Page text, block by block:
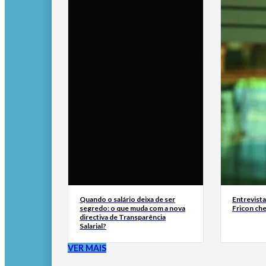
Quando o salário deixa de ser
segredo: o que muda com a nova
directiva de Transparência
Salarial?
Fricon
VER MAIS